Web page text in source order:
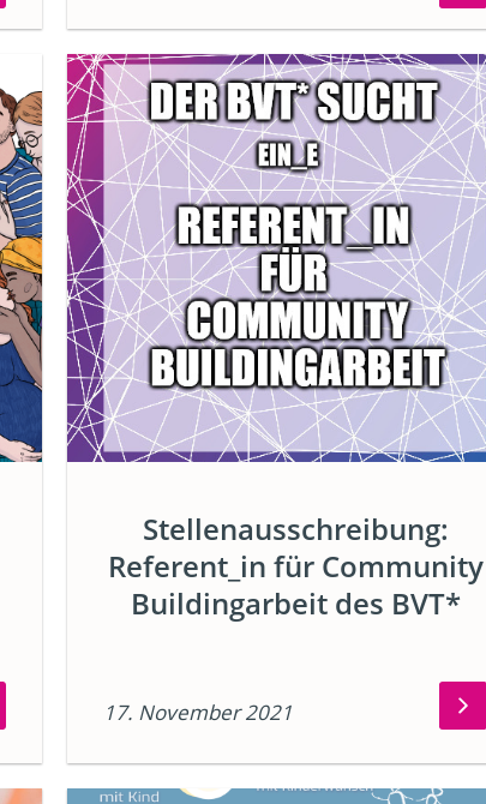
Stellenausschreibung:
Referent_in für Community
Buildingarbeit des BVT*
17. November 2021